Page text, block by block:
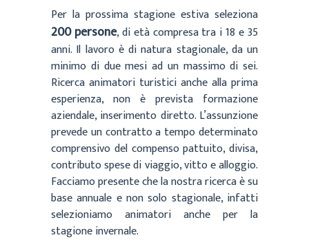
Per la prossima stagione estiva seleziona
200 persone, di età compresa tra i 18 e 35
anni. Il lavoro è di natura stagionale, da un
minimo di due mesi ad un massimo di sei.
Ricerca animatori turistici anche alla prima
esperienza, non è prevista formazione
aziendale, inserimento diretto. L’assunzione
prevede un contratto a tempo determinato
comprensivo del compenso pattuito, divisa,
contributo spese di viaggio, vitto e alloggio.
Facciamo presente che la nostra ricerca è su
base annuale e non solo stagionale, infatti
selezioniamo animatori anche per la
stagione invernale.